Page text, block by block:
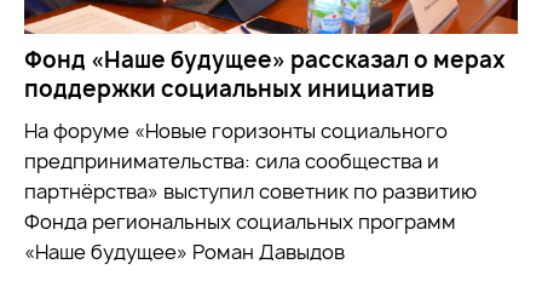
Фонд «Наше будущее» рассказал о мерах
поддержки социальных инициатив
На форуме «Новые горизонты социального
предпринимательства: сила сообщества и
партнёрства» выступил советник по развитию
Фонда региональных социальных программ
«Наше будущее» Роман Давыдов